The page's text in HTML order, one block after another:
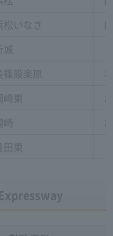
浜松いなさ
城
篠設楽原
崎東
崎
田東